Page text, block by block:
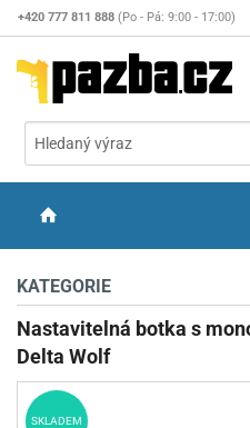
+420 777 811 888 (Po - Pá: 9:00 - 17:00)
STŘELIVO
PŘÍSLUŠENSTVÍ
KATEGORIE
Nastavitelná botka s
Delta Wolf
SKLADEM